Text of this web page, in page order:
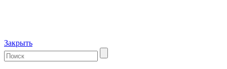
Закрыть